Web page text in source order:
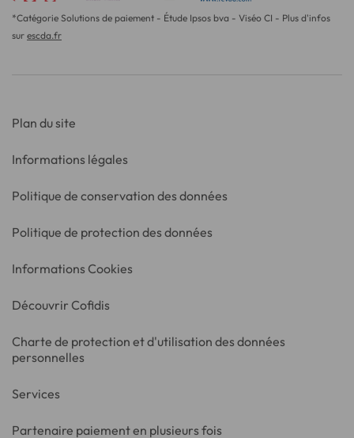
*Catégorie Solutions de paiement - Étude Ipsos bva - Viséo CI - Plus d'infos
sur escda.fr
Plan du site
Informations légales
Politique de conservation des données
Politique de protection des données
Informations Cookies
Découvrir Cofidis
Charte de protection et d'utilisation des données
personnelles
Services
Partenaire paiement en plusieurs fois